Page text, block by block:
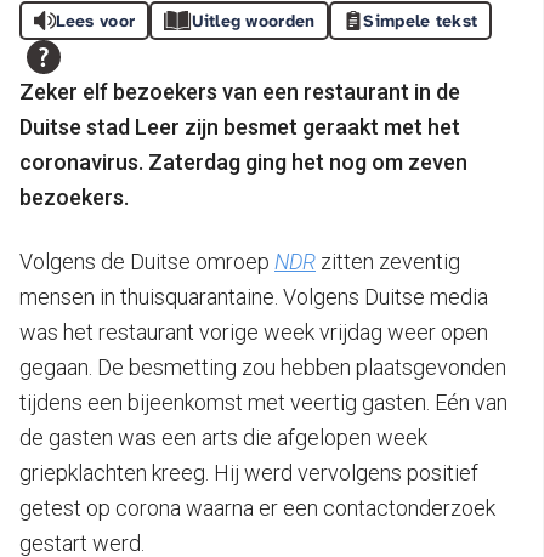
Lees voor Uitleg woorden Simpele tekst
Zeker elf bezoekers van een restaurant in de
Duitse stad Leer zijn besmet geraakt met het
coronavirus. Zaterdag ging het nog om zeven
bezoekers.
Volgens de Duitse omroep NDR zitten zeventig
mensen in thuisquarantaine. Volgens Duitse media
was het restaurant vorige week vrijdag weer open
gegaan. De besmetting zou hebben plaatsgevonden
tijdens een bijeenkomst met veertig gasten. Eén van
de gasten was een arts die afgelopen week
griepklachten kreeg. Hij werd vervolgens positief
getest op corona waarna er een contactonderzoek
gestart werd.